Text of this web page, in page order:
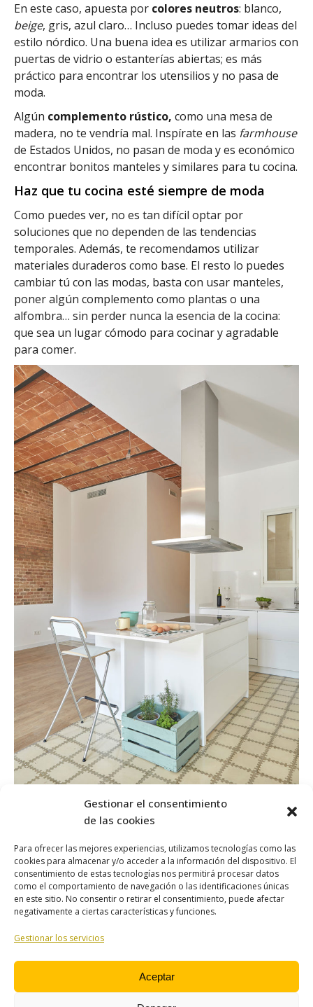
Gestionar el consentimiento
de las cookies
Para ofrecer las mejores experiencias, utilizamos tecnologías como las
cookies para almacenar y/o acceder a la información del dispositivo. El
consentimiento de estas tecnologías nos permitirá procesar datos
como el comportamiento de navegación o las identificaciones únicas
en este sitio. No consentir o retirar el consentimiento, puede afectar
negativamente a ciertas características y funciones.
Gestionar los servicios
Aceptar
En este caso, apuesta por colores neutros: blanco,
beige, gris, azul claro… Incluso puedes tomar ideas del
estilo nórdico. Una buena idea es utilizar armarios con
puertas de vidrio o estanterías abiertas; es más
práctico para encontrar los utensilios y no pasa de
moda.
Algún complemento rústico, como una mesa de
madera, no te vendría mal. Inspírate en las farmhouse
de Estados Unidos, no pasan de moda y es económico
encontrar bonitos manteles y similares para tu cocina.
Haz que tu cocina esté siempre de moda
Como puedes ver, no es tan difícil optar por
soluciones que no dependen de las tendencias
temporales. Además, te recomendamos utilizar
materiales duraderos como base. El resto lo puedes
cambiar tú con las modas, basta con usar manteles,
poner algún complemento como plantas o una
alfombra… sin perder nunca la esencia de la cocina:
que sea un lugar cómodo para cocinar y agradable
para comer.
Cocina con isla abierta al comedor
Compártelo
Share
on
Share
on
Share
on
Share
on
Share
on
Navegación
entre